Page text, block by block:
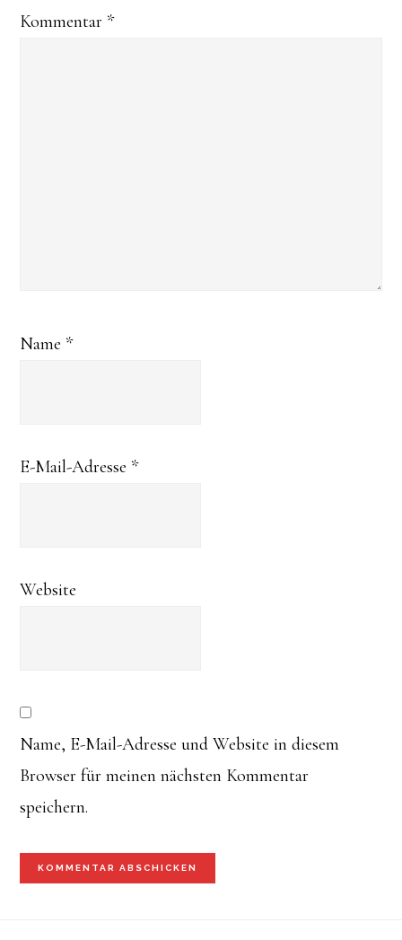
Kommentar *
Name *
E-Mail-Adresse *
Website
Name, E-Mail-Adresse und Website in diesem
Browser für meinen nächsten Kommentar
speichern.